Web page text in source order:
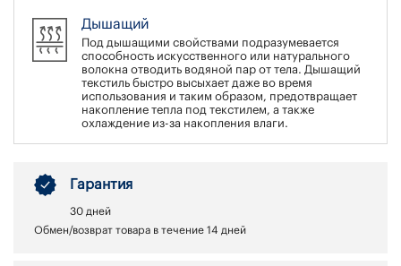
Дышащий
Под дышащими свойствами подразумевается
способность искусственного или натурального
волокна отводить водяной пар от тела. Дышащий
текстиль быстро высыхает даже во время
использования и таким образом, предотвращает
накопление тепла под текстилем, а также
охлаждение из-за накопления влаги.
Гарантия
30 дней
Обмен/возврат товара в течение 14 дней